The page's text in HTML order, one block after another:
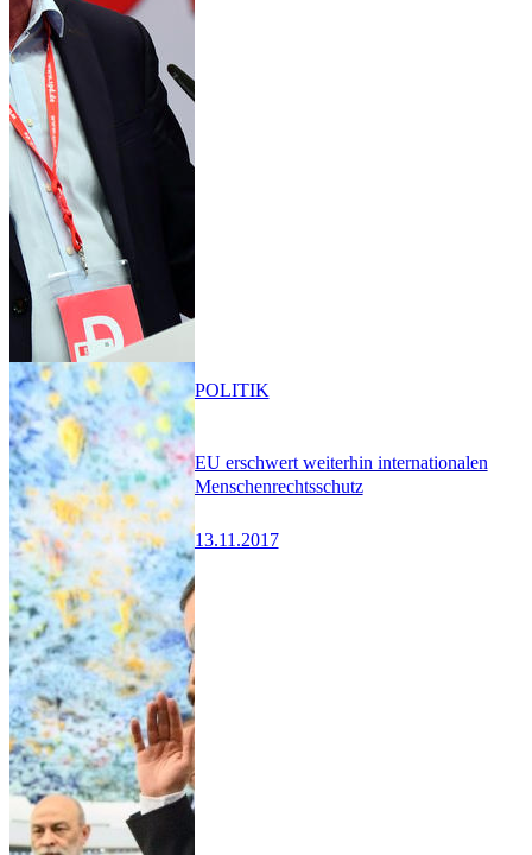
EU erschwert weiterhin internationalen
Menschenrechtsschutz
13.11.2017
POLITIK